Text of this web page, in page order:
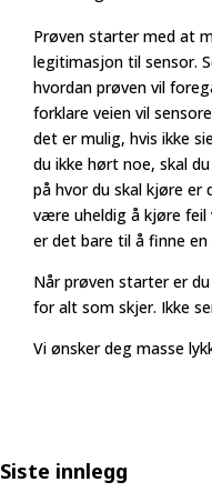
Prøven starter med at
legitimasjon til sensor.
hvordan prøven vil
forklare veien vil
det er mulig, hvis ikke
du ikke hørt noe, skal
på hvor du skal kjøre er
være uheldig å kjøre feil
er det bare til å finne en
Når prøven starter er
for alt som skjer. Ikke
Vi ønsker deg masse
Siste innlegg